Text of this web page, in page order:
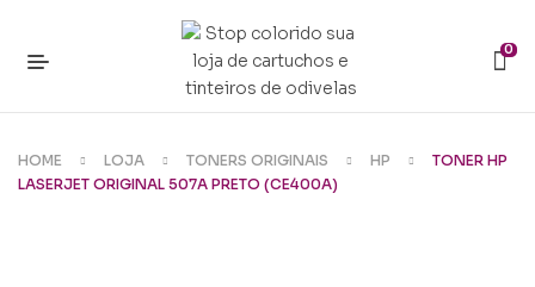
0
HOME LOJA TONERS ORIGINAIS HP
TONER HP
LASERJET ORIGINAL 507A PRETO (CE400A)